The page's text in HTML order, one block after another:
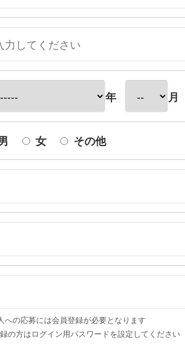
年 月
女 その他
への応募には会員登録が必要となります
の方はログイン用パスワードを設定してください